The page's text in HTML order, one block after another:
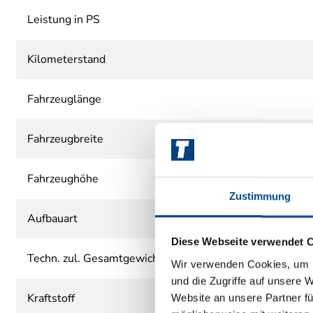
Zustimmung
Diese Webseite verwendet
Wir verwenden Cookies,
und die Zugriffe auf unsere
Website an unsere Partner
Leistung in PS
Kilometerstand
Fahrzeuglänge
Fahrzeugbreite
Fahrzeughöhe
Aufbauart
Techn. zul. Gesamtgewicht
Kraftstoff